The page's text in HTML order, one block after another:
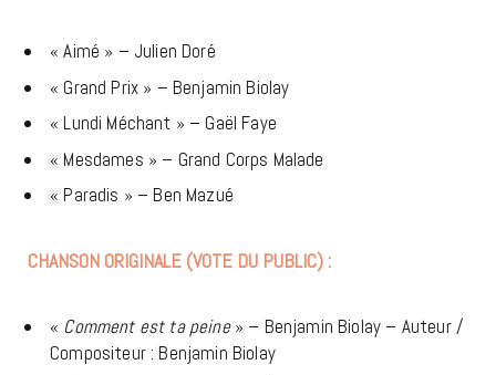
« Aimé » – Julien Doré
« Grand Prix » – Benjamin Biolay
« Lundi Méchant » – Gaël Faye
« Mesdames » – Grand Corps Malade
« Paradis » – Ben Mazué
CHANSON ORIGINALE (VOTE DU PUBLIC) :
« Comment est ta peine» – Benjamin Biolay – Auteur /
Compositeur : Benjamin Biolay